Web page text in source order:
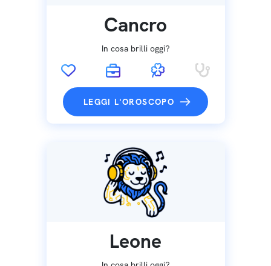
Cancro
In cosa brilli oggi?
LEGGI L'OROSCOPO
Leone